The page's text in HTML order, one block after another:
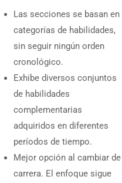
Las secciones se basan en
categorías de habilidades,
sin seguir ningún orden
cronológico.
Exhibe diversos conjuntos
de habilidades
complementarias
adquiridos en diferentes
períodos de tiempo.
Mejor opción al cambiar de
carrera. El enfoque sigue